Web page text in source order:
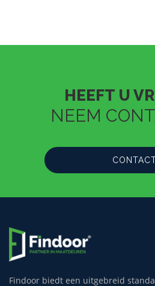
HEEFT U
NEEM
Findoor biedt een uitgebreid